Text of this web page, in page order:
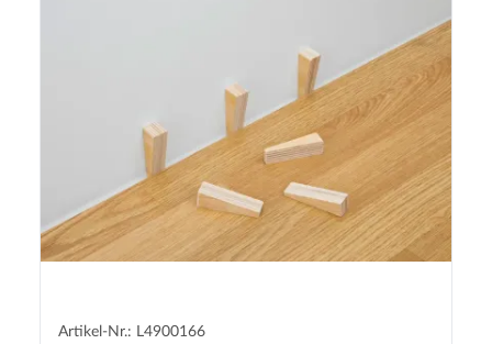
Artikel-Nr.: L4900166